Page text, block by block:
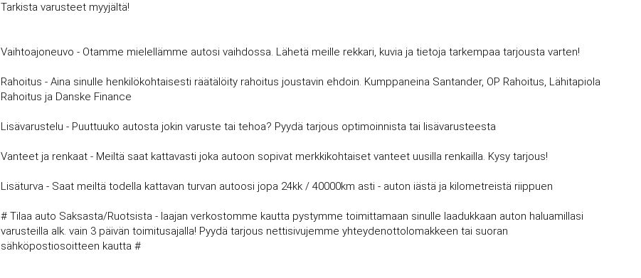
Tarkista varusteet myyjältä!
Vaihtoajoneuvo - Otamme mielellämme autosi vaihdossa. Lähetä meille rekkari, kuvia ja tietoja tarkempaa tarjousta varten!
Rahoitus - Aina sinulle henkilökohtaisesti räätälöity rahoitus joustavin ehdoin. Kumppaneina Santander, OP Rahoitus, Lähitapiola
Rahoitus ja Danske Finance
Lisävarustelu - Puuttuuko autosta jokin varuste tai tehoa? Pyydä tarjous optimoinnista tai lisävarusteesta
Vanteet ja renkaat - Meiltä saat kattavasti joka autoon sopivat merkkikohtaiset vanteet uusilla renkailla. Kysy tarjous!
Lisäturva - Saat meiltä todella kattavan turvan autoosi jopa 24kk / 40000km asti - auton iästä ja kilometreistä riippuen
# Tilaa auto Saksasta/Ruotsista - laajan verkostomme kautta pystymme toimittamaan sinulle laadukkaan auton haluamillasi
varusteilla alk. vain 3 päivän toimitusajalla! Pyydä tarjous nettisivujemme yhteydenottolomakkeen tai suoran
sähköpostiosoitteen kautta #